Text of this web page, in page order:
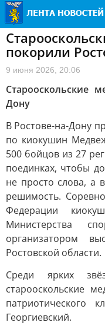
покорили
9 июня 2026, 20:06
Старооскольские
Дону
В Ростове-на-Дону
по киокушин
500 бойцов из 27
поединках, чтобы
не просто слова, а
решимость.
Федерации
Министерства
организатором
Ростовской области.
Среди ярких
старооскольские
патриотического
Георгиевский.